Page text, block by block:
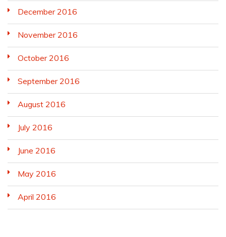
December 2016
November 2016
October 2016
September 2016
August 2016
July 2016
June 2016
May 2016
April 2016